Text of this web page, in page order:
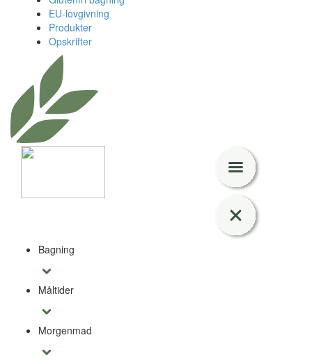
EU-lovgivning
Produkter
Opskrifter
Bagning
Måltider
Morgenmad